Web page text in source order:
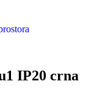
IP20 crna